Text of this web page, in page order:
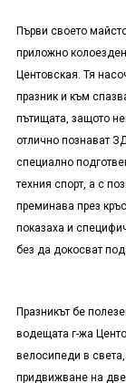
Първи своето
приложно
Центовская. Тя
празник и към
пътищата, защото
отлично познават
специално
техния спорт, а с
преминава през
показаха и
без да докосват
Празникът бе
водещата г-жа
велосипеди в
придвижване на две